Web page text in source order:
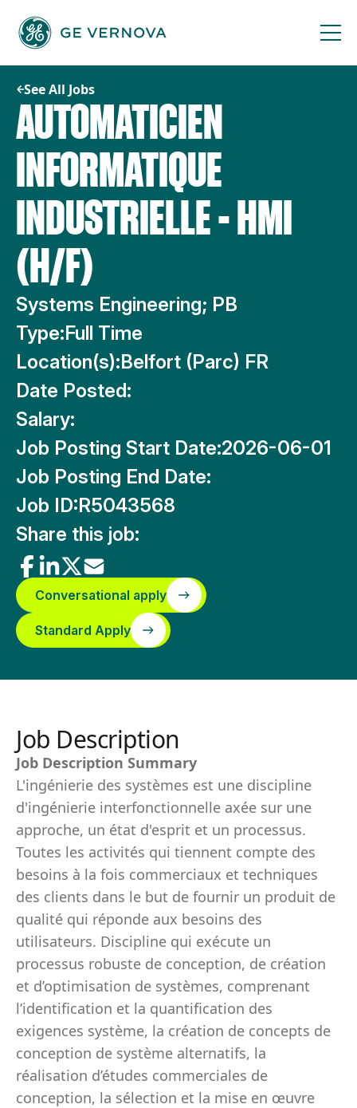
content
See All Jobs
AUTOMATICIEN
INFORMATIQUE
INDUSTRIELLE - HMI
(H/F)
Systems Engineering; PB
Type:Full Time
Location(s):Belfort (Parc) FR
Date Posted:
Salary:
Job Posting Start Date:2026-06-01
Job Posting End Date:
Job ID:R5043568
Share this job:
Conversational apply
Standard Apply
Job Description
Job Description Summary
L'ingénierie des systèmes est une discipline
d'ingénierie interfonctionnelle axée sur une
approche, un état d'esprit et un processus.
Toutes les activités qui tiennent compte des
besoins à la fois commerciaux et techniques
des clients dans le but de fournir un produit de
qualité qui réponde aux besoins des
utilisateurs. Discipline qui exécute un
processus robuste de conception, de création
et d’optimisation de systèmes, comprenant
l’identification et la quantification des
exigences système, la création de concepts de
conception de système alternatifs, la
réalisation d’études commerciales de
conception, la sélection et la mise en œuvre